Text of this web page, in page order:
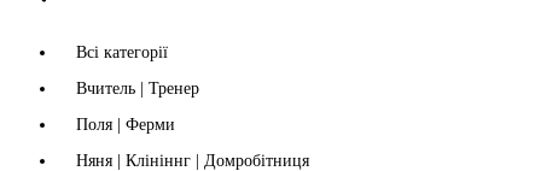
Всі категорії
Вчитель | Тренер
Поля | Ферми
Няня | Клініннг | Домробітниця